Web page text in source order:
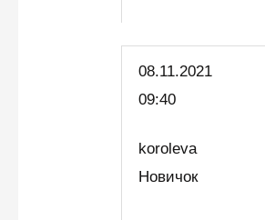
08.11.2021
09:40
koroleva
Новичок